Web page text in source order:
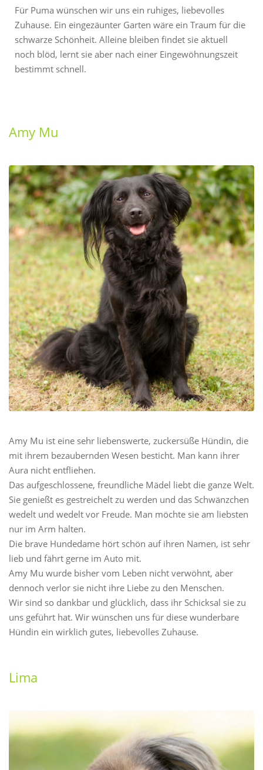
Für Puma wünschen wir uns ein ruhiges, liebevolles
Zuhause. Ein eingezäunter Garten wäre ein Traum für die
schwarze Schönheit. Alleine bleiben findet sie aktuell
noch blöd, lernt sie aber nach einer Eingewöhnungszeit
bestimmt schnell.
Amy Mu
Amy Mu ist eine sehr liebenswerte, zuckersüße Hündin, die
mit ihrem bezaubernden Wesen besticht. Man kann ihrer
Aura nicht entfliehen.
Das aufgeschlossene, freundliche Mädel liebt die ganze Welt.
Sie genießt es gestreichelt zu werden und das Schwänzchen
wedelt und wedelt vor Freude. Man möchte sie am liebsten
nur im Arm halten.
Die brave Hundedame hört schön auf ihren Namen, ist sehr
lieb und fährt gerne im Auto mit.
Amy Mu wurde bisher vom Leben nicht verwöhnt, aber
dennoch verlor sie nicht ihre Liebe zu den Menschen.
Wir sind so dankbar und glücklich, dass ihr Schicksal sie zu
uns geführt hat. Wir wünschen uns für diese wunderbare
Hündin ein wirklich gutes, liebevolles Zuhause.
Lima